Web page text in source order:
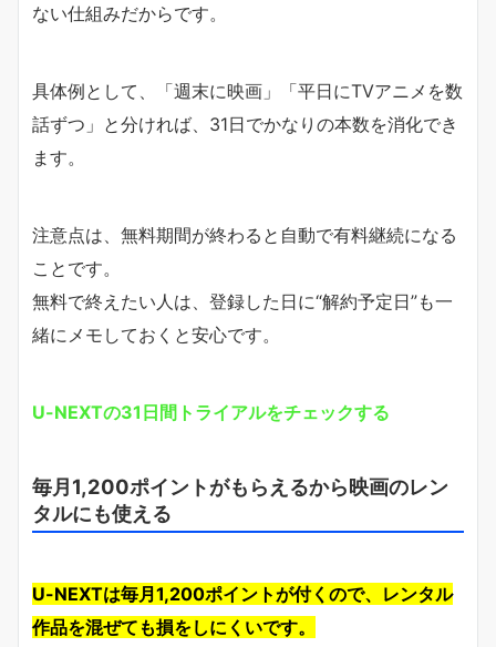
ない仕組みだからです。
具体例として、「週末に映画」「平日にTVアニメを数
話ずつ」と分ければ、31日でかなりの本数を消化でき
ます。
注意点は、無料期間が終わると自動で有料継続になる
ことです。
無料で終えたい人は、登録した日に“解約予定日”も一
緒にメモしておくと安心です。
U-NEXTの31日間トライアルをチェックする
毎月1,200ポイントがもらえるから映画のレン
タルにも使える
U-NEXTは毎月1,200ポイントが付くので、レンタル
作品を混ぜても損をしにくいです。